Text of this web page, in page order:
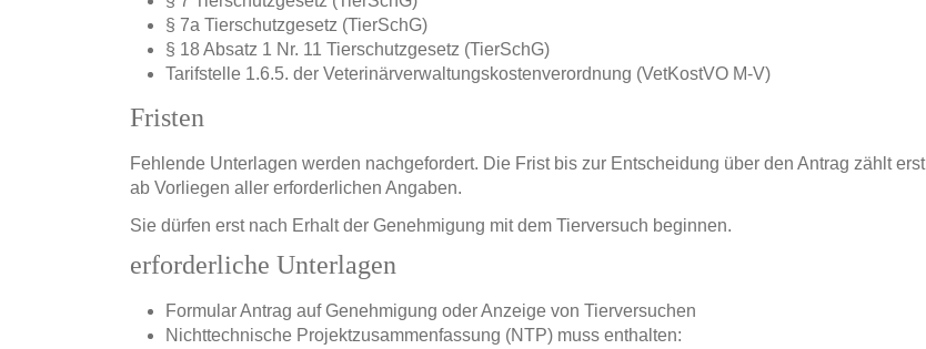
§ 7a Tierschutzgesetz (TierSchG)
§ 18 Absatz 1 Nr. 11 Tierschutzgesetz (TierSchG)
Tarifstelle 1.6.5. der Veterinärverwaltungskostenverordnung (VetKostVO M-V)
Fristen
Fehlende Unterlagen werden nachgefordert. Die Frist bis zur Entscheidung über den Antrag zählt erst
ab Vorliegen aller erforderlichen Angaben.
Sie dürfen erst nach Erhalt der Genehmigung mit dem Tierversuch beginnen.
erforderliche Unterlagen
Formular Antrag auf Genehmigung oder Anzeige von Tierversuchen
Nichttechnische Projektzusammenfassung (NTP) muss enthalten: